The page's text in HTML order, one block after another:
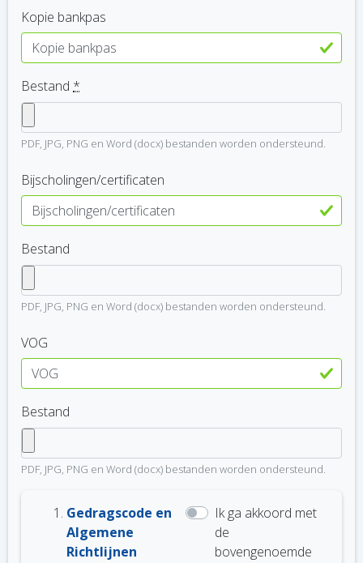
Kopie bankpas
Bestand *
PDF, JPG, PNG en Word (docx) bestanden worden ondersteund.
Bijscholingen/certificaten
Bestand
PDF, JPG, PNG en Word (docx) bestanden worden ondersteund.
VOG
Bestand
PDF, JPG, PNG en Word (docx) bestanden worden ondersteund.
Gedragscode en
Algemene
Richtlijnen
Ik ga akkoord met
de
bovengenoemde